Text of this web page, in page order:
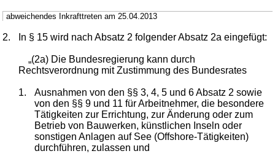
abweichendes Inkrafttreten am 25.04.2013
2. In § 15 wird nach Absatz 2 folgender Absatz 2a eingefügt:
„(2a) Die Bundesregierung kann durch
Rechtsverordnung mit Zustimmung des Bundesrates
1.
Ausnahmen von den §§ 3, 4, 5 und 6 Absatz 2 sowie
von den §§ 9 und 11 für Arbeitnehmer, die besondere
Tätigkeiten zur Errichtung, zur Änderung oder zum
Betrieb von Bauwerken, künstlichen Inseln oder
sonstigen Anlagen auf See (Offshore-Tätigkeiten)
durchführen, zulassen und